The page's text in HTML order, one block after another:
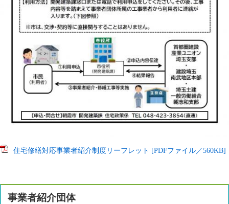
住宅修繕対応事業者紹介制度リーフレット [PDFファイル／560KB]
事業者紹介団体